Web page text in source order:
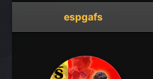
espgafs